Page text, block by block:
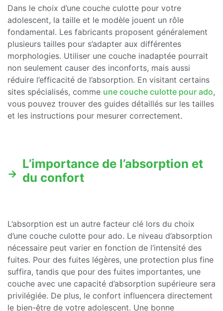
Dans le choix d’une couche culotte pour votre
adolescent, la taille et le modèle jouent un rôle
fondamental. Les fabricants proposent généralement
plusieurs tailles pour s’adapter aux différentes
morphologies. Utiliser une couche inadaptée pourrait
non seulement causer des inconforts, mais aussi
réduire l’efficacité de l’absorption. En visitant certains
sites spécialisés, comme une couche culotte pour ado,
vous pouvez trouver des guides détaillés sur les tailles
et les instructions pour mesurer correctement.
L’importance de l’absorption et
du confort
L’absorption est un autre facteur clé lors du choix
d’une couche culotte pour ado. Le niveau d’absorption
nécessaire peut varier en fonction de l’intensité des
fuites. Pour des fuites légères, une protection plus fine
suffira, tandis que pour des fuites importantes, une
couche avec une capacité d’absorption supérieure sera
privilégiée. De plus, le confort influencera directement
le bien-être de votre adolescent. Une bonne